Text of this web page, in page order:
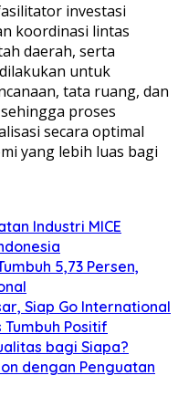
investasi
koordinasi lintas
daerah, serta
untuk
tata ruang, dan
proses
secara optimal
yang lebih luas bagi
Industri MICE
5,73 Persen,
Siap Go International
Positif
bagi Siapa?
dengan Penguatan